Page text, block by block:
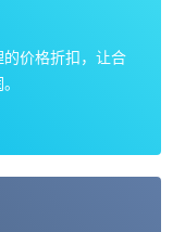
价格折扣，让合